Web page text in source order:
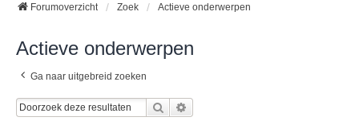
Forumoverzicht Zoek Actieve onderwerpen
Actieve onderwerpen
Ga naar uitgebreid zoeken
Zoek